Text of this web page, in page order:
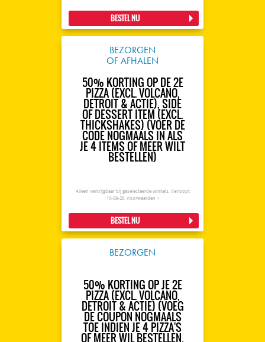
BESTEL NU
BEZORGEN
OF AFHALEN
50% KORTING OP DE 2E
PIZZA (EXCL. VOLCANO,
DETROIT & ACTIE), SIDE
OF DESSERT ITEM (EXCL.
THICKSHAKES) (VOER DE
CODE NOGMAALS IN ALS
JE 4 ITEMS OF MEER WILT
BESTELLEN)
Alleen verkrijgbaar bij geselecteerde winkels. Verloopt
10-08-26. Voorwaarden >
BESTEL NU
BEZORGEN
50% KORTING OP JE 2E
PIZZA (EXCL. VOLCANO,
DETROIT & ACTIE) (VOEG
DE COUPON NOGMAALS
TOE INDIEN JE 4 PIZZA'S
OF MEER WIL BESTELLEN,